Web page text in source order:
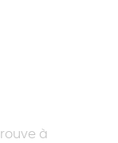
pouvez
à